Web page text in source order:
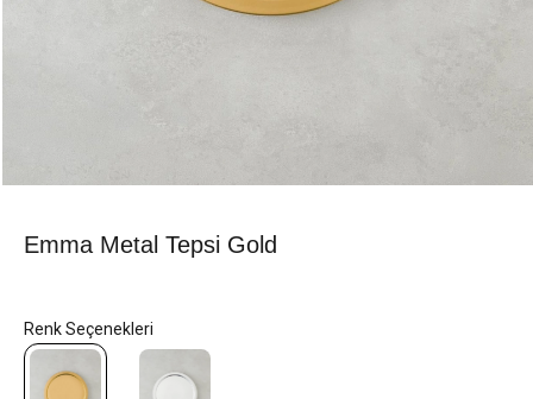
Emma Metal Tepsi Gold